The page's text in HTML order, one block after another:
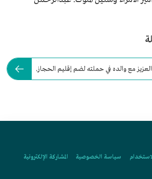
مع والده في حملته لضم إقليم الحجاز.
سياسة الخصوصية
المشاركة الإلكترونية